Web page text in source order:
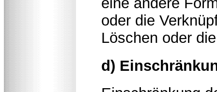
oder die
Löschen oder
d)